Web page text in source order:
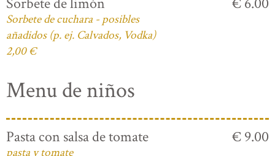
Sorbete de cuchara - posibles
añadidos (p. ej. Calvados, Vodka)
2,00 €
Menu de niños
Pasta con salsa de tomate
pasta y tomate
€ 9.00